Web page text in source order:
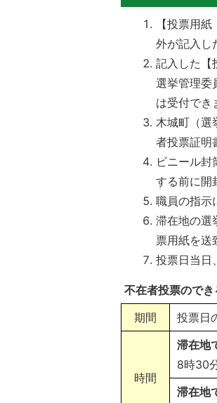
【投票用
外が記入し
記入した【
選挙管理委
は受付でき
木城町（選
者投票証明
ビニール
する前に開
職員の指示
滞在地の選
票用紙を送
投票日当日
不在者投票ので
期間
投票日
時間
滞在地
8時30
滞在地